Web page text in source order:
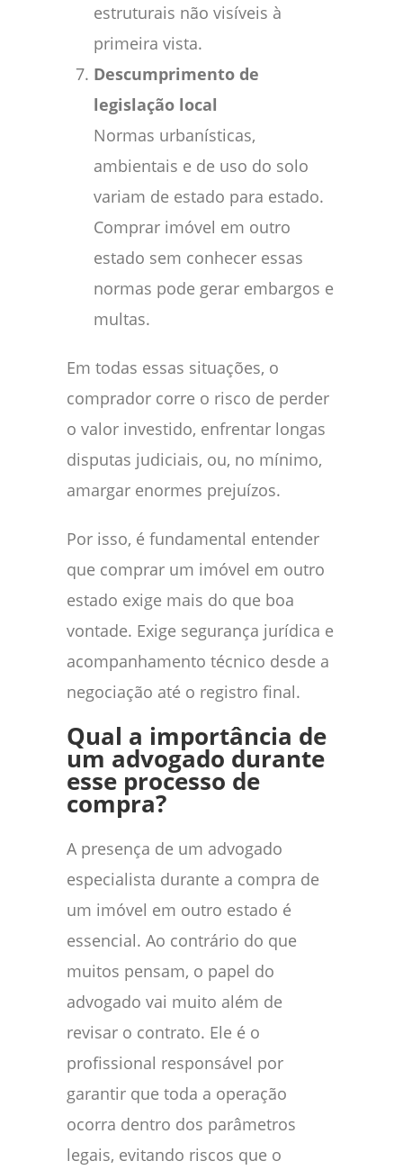
estruturais não visíveis à
primeira vista.
Descumprimento de
legislação local
Normas urbanísticas,
ambientais e de uso do solo
variam de estado para estado.
Comprar imóvel em outro
estado sem conhecer essas
normas pode gerar embargos e
multas.
Em todas essas situações, o
comprador corre o risco de perder
o valor investido, enfrentar longas
disputas judiciais, ou, no mínimo,
amargar enormes prejuízos.
Por isso, é fundamental entender
que comprar um imóvel em outro
estado exige mais do que boa
vontade. Exige segurança jurídica e
acompanhamento técnico desde a
negociação até o registro final.
Qual a importância de
um advogado durante
esse processo de
compra?
A presença de um advogado
especialista durante a compra de
um imóvel em outro estado é
essencial. Ao contrário do que
muitos pensam, o papel do
advogado vai muito além de
revisar o contrato. Ele é o
profissional responsável por
garantir que toda a operação
ocorra dentro dos parâmetros
legais, evitando riscos que o